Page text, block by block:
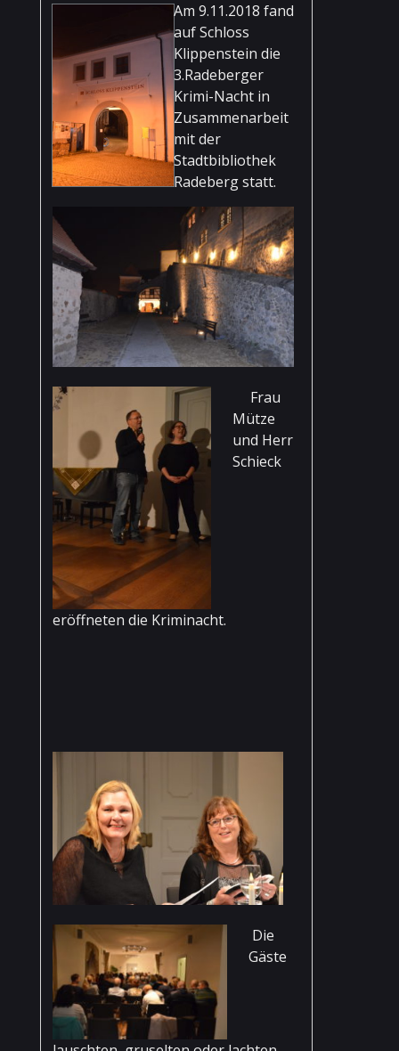
Am 9.11.2018 fand
auf Schloss
Klippenstein die
3.Radeberger
Krimi-Nacht in
Zusammenarbeit
mit der
Stadtbibliothek
Radeberg statt.
Frau
Mütze
und Herr
Schieck
eröffneten die Kriminacht.
Die
Gäste